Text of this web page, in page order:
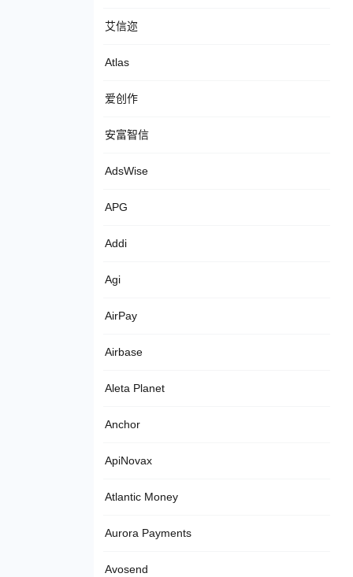
艾信迩
Atlas
爱创作
安富智信
AdsWise
APG
Addi
Agi
AirPay
Airbase
Aleta Planet
Anchor
ApiNovax
Atlantic Money
Aurora Payments
Avosend